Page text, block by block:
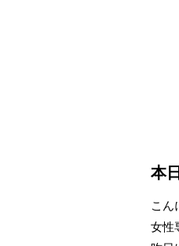
本
こん
女性